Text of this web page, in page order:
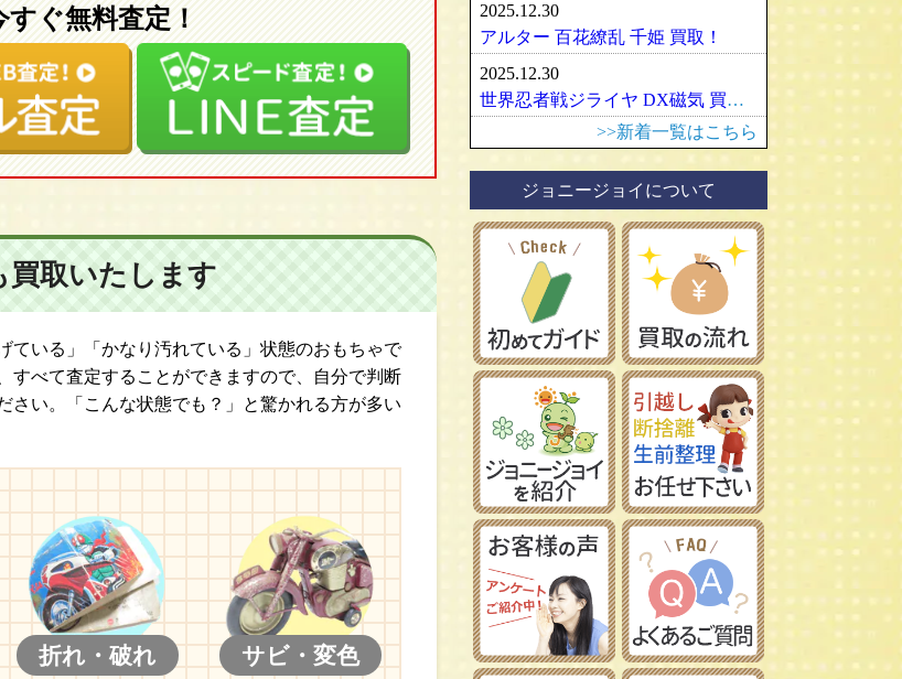
ぐ無料査定！
買取いたします
ている」「かなり汚れている」状態のおもちゃで
すべて査定することができますので、自分で判断
さい。「こんな状態でも？」と驚かれる方が多い
折れ・破れ サビ・変色
やまと/YAMATO
ダイキ工業/DAIKI
セキグチ
ペットワークス/PetWORKs
やまと/YAMATO
ママチャップトイ
オビツドール/OBITSU
アメリカ車
イタリア車
フランス車
船・ボート
建築物
デコトラ
ミニ四駆
タミヤ/田宮模型
ハセガワ/長谷川製作所
フジミ模型/FUJIMI
アオシマ/青島文化教材社
イマイ/IMAI /今井科学
コトブキヤ/壽屋
イタレリ/ITALERI
レベル/Revell
Bトレインショーティー
モデモ/MODEMO
エンドウ/TER
ピノチオ模型
鉄道模型社
レーマン/LGB
Ｎゲージ
ＨＯゲージ
Ｚゲージ
車両パーツ
ストラクチャー
Ｇゲージ
Ｏゲージ
2025.12.30
アルター 百花繚乱 千姫 買取！
2025.12.30
世界忍者戦ジライヤ DX磁気 買取！
>>新着一覧はこちら
ジョニージョイについて